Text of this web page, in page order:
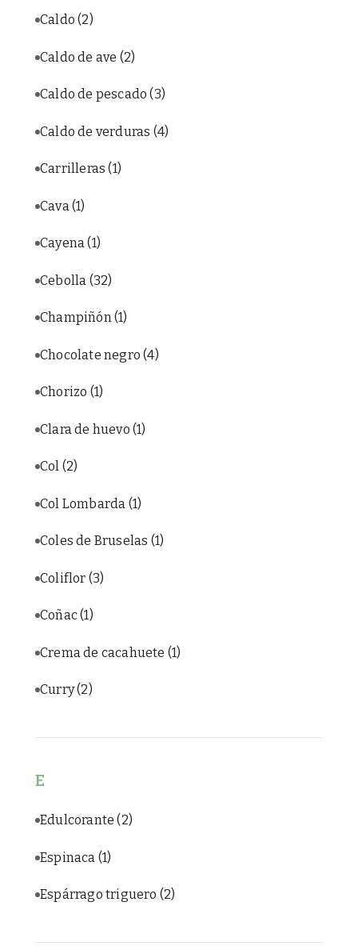
Caldo(2)
Caldo de ave (2)
Caldo de pescado(3)
Caldo de verduras (4)
Carrilleras(1)
Cava (1)
Cayena(1)
Cebolla (32)
Champiñón(1)
Chocolate negro(4)
Chorizo (1)
Clara de huevo (1)
Col (2)
Col Lombarda (1)
Coles de Bruselas (1)
Coliflor (3)
Coñac(1)
Crema de cacahuete (1)
Curry(2)
E
Edulcorante(2)
Espinaca (1)
Espárrago triguero (2)